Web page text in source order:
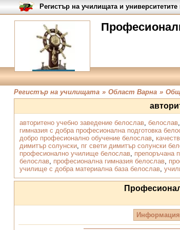
Регистър на училищата и
Регистър на училищата » Област Варна »
авторитено учебно заведение белослав, белослав,
гимназия с добра професионална подготовка
добро професионално обучение белослав,
димитър солунски, пг свети димитър солунски
професионално училище белослав, препоръчана
белослав, професионална гимназия белослав,
училище с добра материална база белослав,
Информация